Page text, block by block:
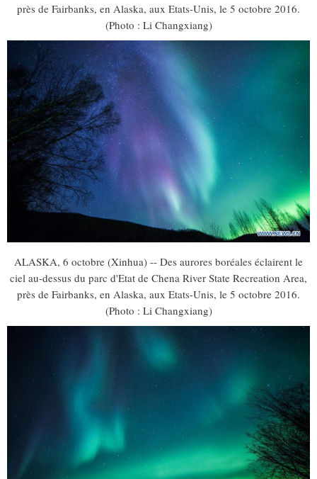
près de Fairbanks, en Alaska, aux Etats-Unis, le 5 octobre 2016.
(Photo : Li Changxiang)
ALASKA, 6 octobre (Xinhua) -- Des aurores boréales éclairent le
ciel au-dessus du parc d'Etat de Chena River State Recreation Area,
près de Fairbanks, en Alaska, aux Etats-Unis, le 5 octobre 2016.
(Photo : Li Changxiang)